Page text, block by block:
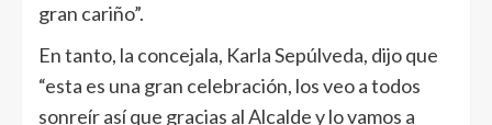
gran cariño”.
En tanto, la concejala, Karla Sepúlveda, dijo que
“esta es una gran celebración, los veo a todos
sonreír así que gracias al Alcalde y lo vamos a